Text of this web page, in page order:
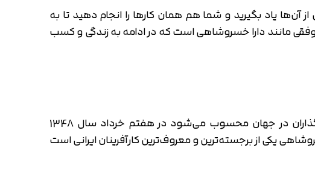
یاد بگیرید و شما هم همان کارها را انجام دهید تا به
مانند دارا خسروشاهی است که در ادامه به زندگی و کسب
دارا خسروشاهی مدیرعامل کنونی شرکت اوبر که در حال حاضر یکی از معروف‌ترین کارآفرینان و سرمایه‌گذاران در جهان محسوب می‌شود در هفتم خرداد سال 1348
حسن خسروشاهی یکی از برجسته‌ترین و معروف‌ترین کارآفرینان ایرانی است